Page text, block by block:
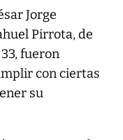
Jorge
Pirrota, de
fueron
con ciertas
su